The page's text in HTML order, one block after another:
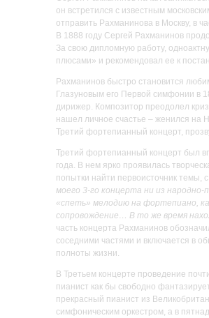
он встретился с известным
отправить Рахманинова в Москву, в
В 1888 году Сергей Рахманинов
За свою дипломную работу,
плюсами» и рекомендовал ее к
Рахманинов быстро становится
Глазуновым его Первой симфонии в
дирижер. Композитор преодолел
нашел личное счастье – женился
Третий фортепианный концерт,
Третий фортепианный концерт был
года. В нем ярко проявилась
попытки найти первоисточник темы,
моего 3-го концерта ни из
«спеть» мелодию на фортепиано,
сопровождение… В то же время
часть концерта Рахманинов
соседними частями и включается в
полноты жизни.
В Третьем концерте проведение
пианист как бы свободно
прекрасный пианист из
симфоническим оркестром, а в